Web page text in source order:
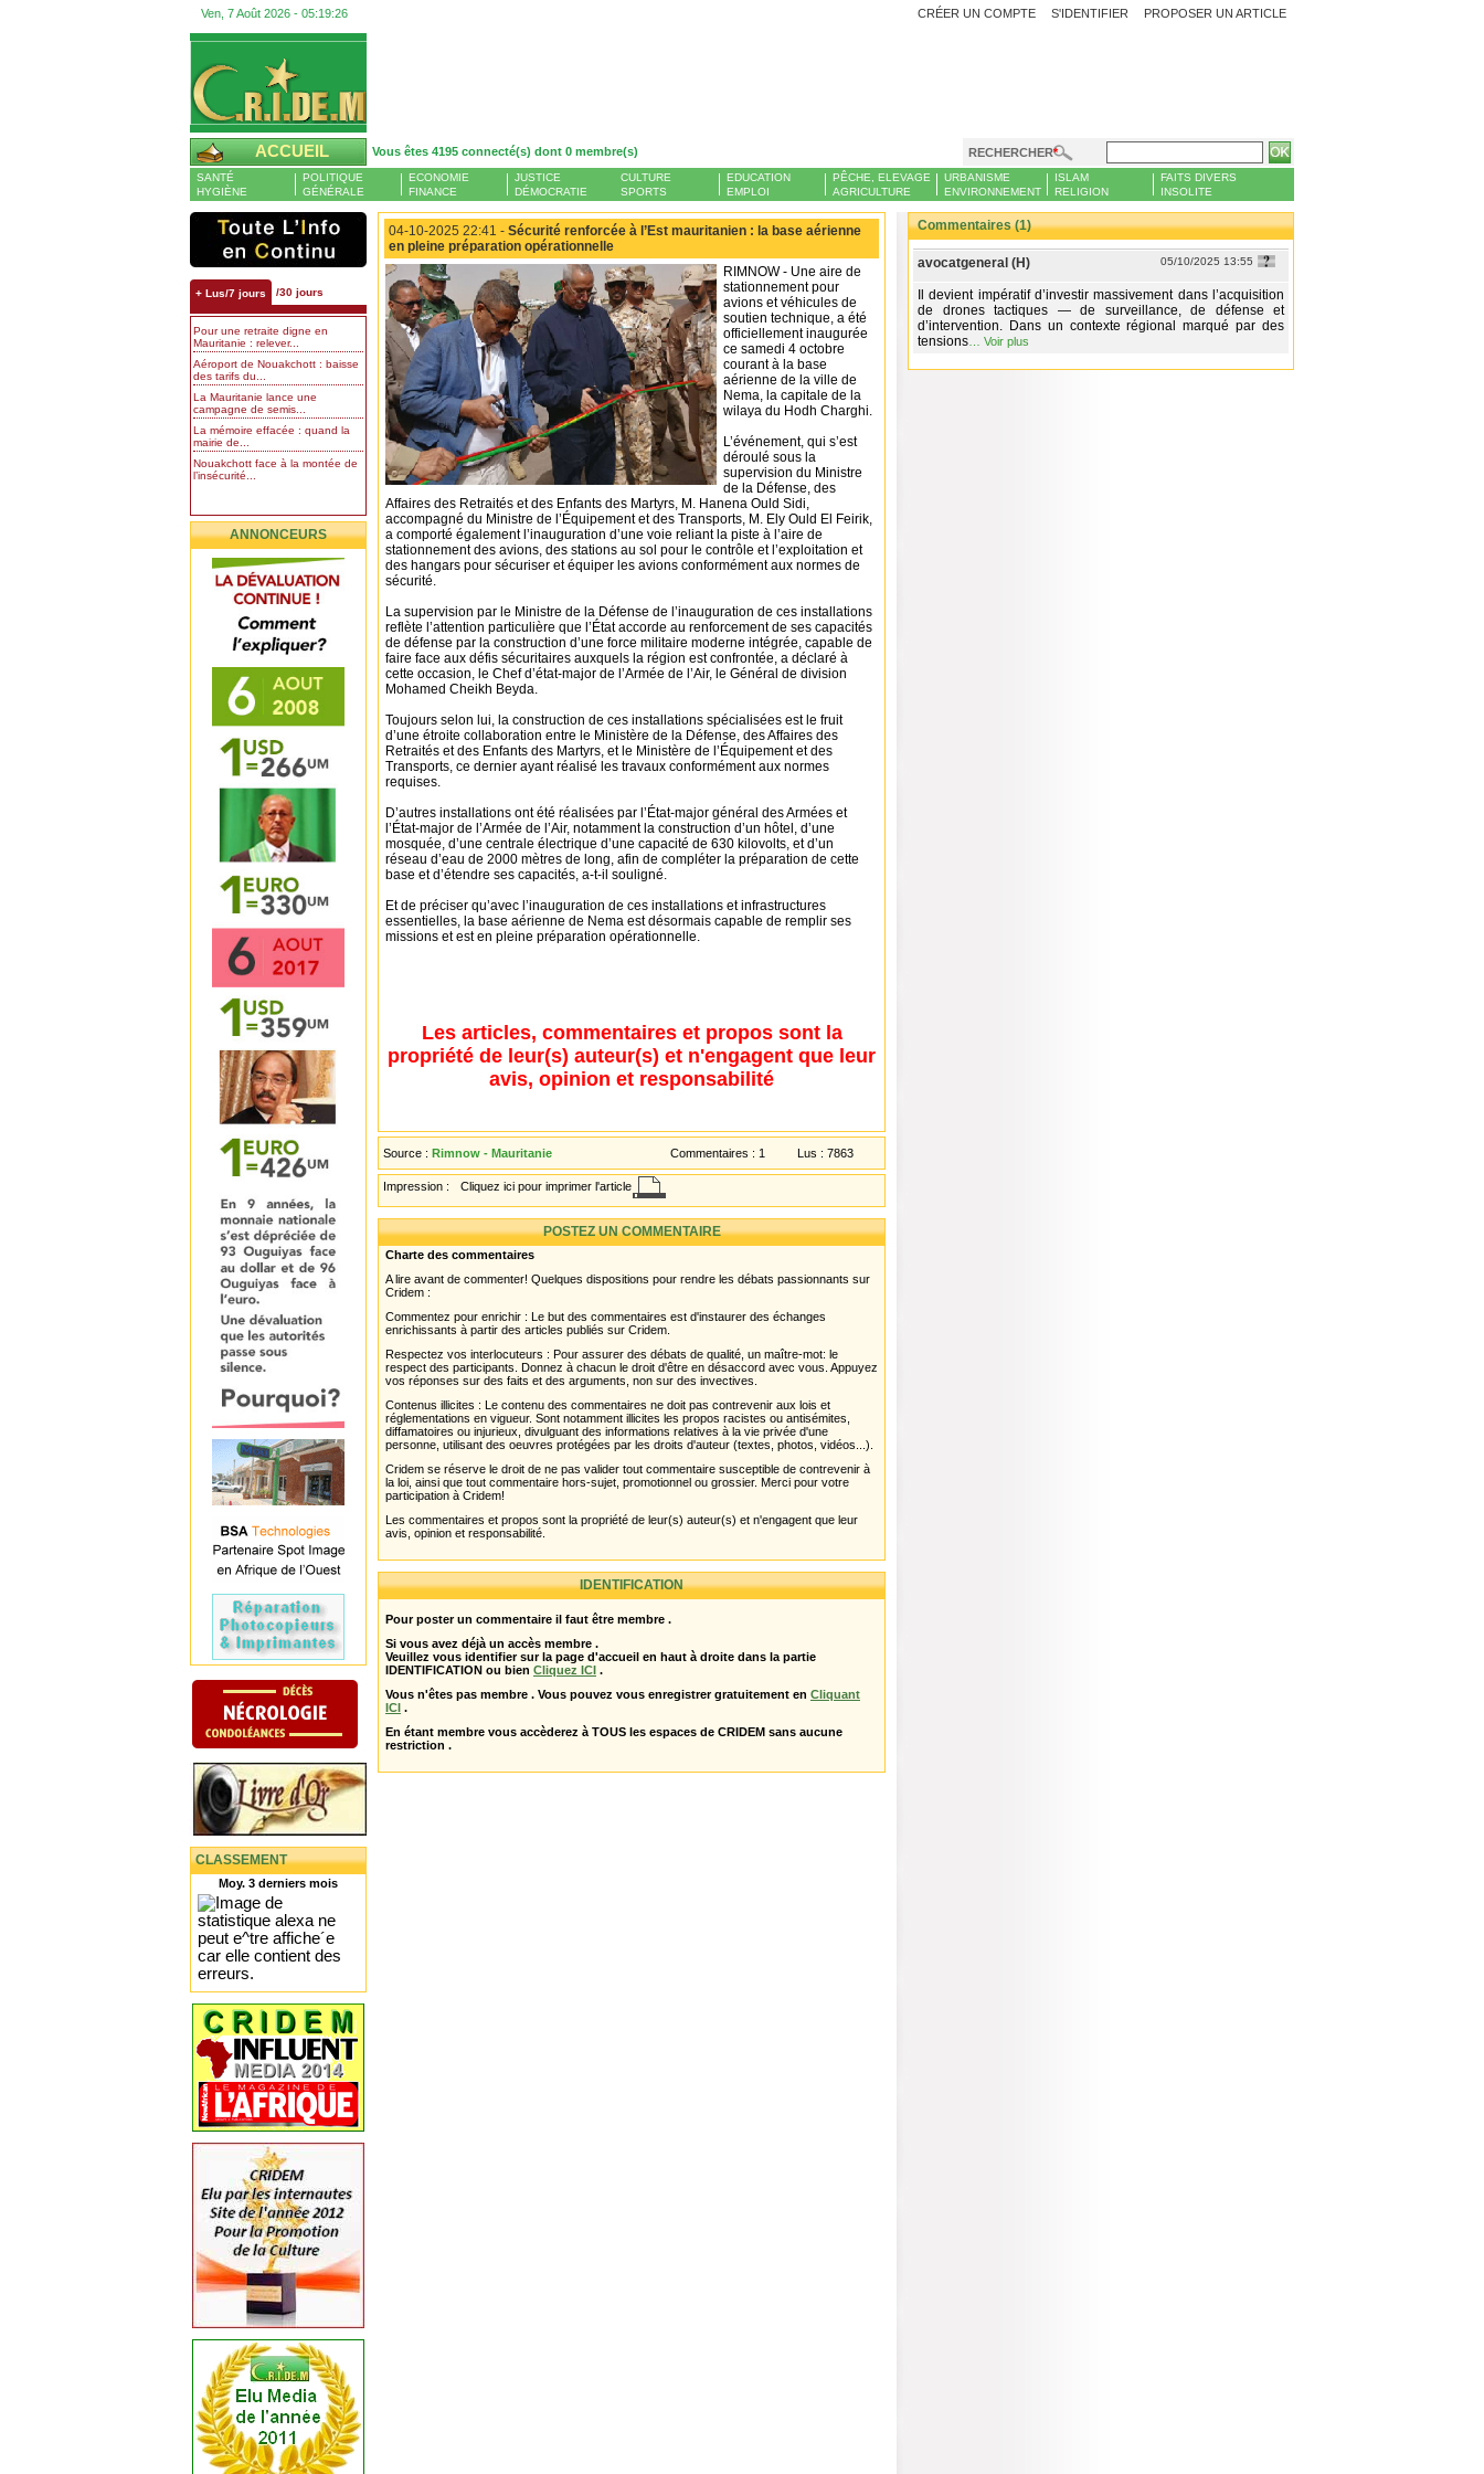
Ven, 7 Août 2026 - 05:19:27 PROPOSER UN ARTICLE
CRÉER UN COMPTE S'IDENTIFIER
ACCUEIL Vous êtes 4195 connecté(s) dont 0 membre(s) RECHERCHER
SANTÉ
HYGIÈNE
POLITIQUE
GÉNÉRALE
ECONOMIE
FINANCE
JUSTICE
DÉMOCRATIE
CULTURE
SPORTS
EDUCATION
EMPLOI
PÊCHE, ELEVAGE
AGRICULTURE
URBANISME
ENVIRONNEMENT
ISLAM
RELIGION
FAITS DIVERS
INSOLITE
+ Lus/7 jours /30 jours
Pour une retraite digne en
Mauritanie : relever...
Aéroport de Nouakchott : baisse
des tarifs du...
La Mauritanie lance une
campagne de semis...
La mémoire effacée : quand la
mairie de...
Nouakchott face à la montée de
l’insécurité...
ANNONCEURS
CLASSEMENT
Moy. 3 derniers mois
04-10-2025 22:41 - Sécurité renforcée à l’Est mauritanien : la base aérienne
en pleine préparation opérationnelle
RIMNOW - Une aire de
stationnement pour
avions et véhicules de
soutien technique, a été
officiellement inaugurée
ce samedi 4 octobre
courant à la base
aérienne de la ville de
Nema, la capitale de la
wilaya du Hodh Charghi.
L’événement, qui s’est
déroulé sous la
supervision du Ministre
de la Défense, des
Affaires des Retraités et des Enfants des Martyrs, M. Hanena Ould Sidi,
accompagné du Ministre de l’Équipement et des Transports, M. Ely Ould El Feirik,
a comporté également l’inauguration d’une voie reliant la piste à l’aire de
stationnement des avions, des stations au sol pour le contrôle et l’exploitation et
des hangars pour sécuriser et équiper les avions conformément aux normes de
sécurité.
La supervision par le Ministre de la Défense de l’inauguration de ces installations
reflète l’attention particulière que l’État accorde au renforcement de ses capacités
de défense par la construction d’une force militaire moderne intégrée, capable de
faire face aux défis sécuritaires auxquels la région est confrontée, a déclaré à
cette occasion, le Chef d’état-major de l’Armée de l’Air, le Général de division
Mohamed Cheikh Beyda.
Toujours selon lui, la construction de ces installations spécialisées est le fruit
d’une étroite collaboration entre le Ministère de la Défense, des Affaires des
Retraités et des Enfants des Martyrs, et le Ministère de l’Équipement et des
Transports, ce dernier ayant réalisé les travaux conformément aux normes
requises.
D’autres installations ont été réalisées par l’État-major général des Armées et
l’État-major de l’Armée de l’Air, notamment la construction d’un hôtel, d’une
mosquée, d’une centrale électrique d’une capacité de 630 kilovolts, et d’un
réseau d’eau de 2000 mètres de long, afin de compléter la préparation de cette
base et d’étendre ses capacités, a-t-il souligné.
Et de préciser qu’avec l’inauguration de ces installations et infrastructures
essentielles, la base aérienne de Nema est désormais capable de remplir ses
missions et est en pleine préparation opérationnelle.
Les articles, commentaires et propos sont la
propriété de leur(s) auteur(s) et n'engagent que leur
avis, opinion et responsabilité
Source : Rimnow - Mauritanie Commentaires : 1 Lus : 7863
Impression : Cliquez ici pour imprimer l'article
POSTEZ UN COMMENTAIRE
Charte des commentaires
A lire avant de commenter! Quelques dispositions pour rendre les débats passionnants sur
Cridem :
Commentez pour enrichir : Le but des commentaires est d'instaurer des échanges
enrichissants à partir des articles publiés sur Cridem.
Respectez vos interlocuteurs : Pour assurer des débats de qualité, un maître-mot: le
respect des participants. Donnez à chacun le droit d'être en désaccord avec vous. Appuyez
vos réponses sur des faits et des arguments, non sur des invectives.
Contenus illicites : Le contenu des commentaires ne doit pas contrevenir aux lois et
réglementations en vigueur. Sont notamment illicites les propos racistes ou antisémites,
diffamatoires ou injurieux, divulguant des informations relatives à la vie privée d'une
personne, utilisant des oeuvres protégées par les droits d'auteur (textes, photos, vidéos...).
Cridem se réserve le droit de ne pas valider tout commentaire susceptible de contrevenir à
la loi, ainsi que tout commentaire hors-sujet, promotionnel ou grossier. Merci pour votre
participation à Cridem!
Les commentaires et propos sont la propriété de leur(s) auteur(s) et n'engagent que leur
avis, opinion et responsabilité.
IDENTIFICATION
Pour poster un commentaire il faut être membre .
Si vous avez déjà un accès membre .
Veuillez vous identifier sur la page d'accueil en haut à droite dans la partie
IDENTIFICATION ou bien Cliquez ICI .
Vous n'êtes pas membre . Vous pouvez vous enregistrer gratuitement en Cliquant
ICI .
En étant membre vous accèderez à TOUS les espaces de CRIDEM sans aucune
restriction .
Commentaires (1)
avocatgeneral (H) 05/10/2025 13:55
Il devient impératif d’investir massivement dans l’acquisition
de drones tactiques — de surveillance, de défense et
d’intervention. Dans un contexte régional marqué par des
tensions
Voir plus